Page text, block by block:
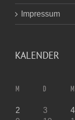
Impressum
KALENDER
M D M
2
3 4